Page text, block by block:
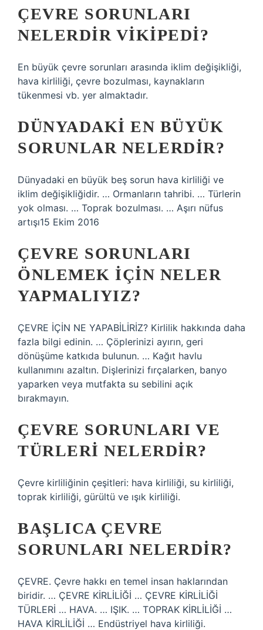
ÇEVRE SORUNLARI
NELERDIR VIKIPEDI?
En büyük çevre sorunları arasında iklim değişikliği,
hava kirliliği, çevre bozulması, kaynakların
tükenmesi vb. yer almaktadır.
DÜNYADAKI EN BÜYÜK
SORUNLAR NELERDIR?
Dünyadaki en büyük beş sorun hava kirliliği ve
iklim değişikliğidir. … Ormanların tahribi. … Türlerin
yok olması. … Toprak bozulması. … Aşırı nüfus
artışı15 Ekim 2016
ÇEVRE SORUNLARI
ÖNLEMEK IÇIN NELER
YAPMALIYIZ?
ÇEVRE İÇİN NE YAPABİLİRİZ? Kirlilik hakkında daha
fazla bilgi edinin. … Çöplerinizi ayırın, geri
dönüşüme katkıda bulunun. … Kağıt havlu
kullanımını azaltın. Dişlerinizi fırçalarken, banyo
yaparken veya mutfakta su sebilini açık
bırakmayın.
ÇEVRE SORUNLARI VE
TÜRLERI NELERDIR?
Çevre kirliliğinin çeşitleri: hava kirliliği, su kirliliği,
toprak kirliliği, gürültü ve ışık kirliliği.
BAŞLICA ÇEVRE
SORUNLARI NELERDIR?
ÇEVRE. Çevre hakkı en temel insan haklarından
biridir. … ÇEVRE KİRLİLİĞİ … ÇEVRE KİRLİLİĞİ
TÜRLERİ … HAVA. … IŞIK. … TOPRAK KİRLİLİĞİ …
HAVA KİRLİLİĞİ … Endüstriyel hava kirliliği.